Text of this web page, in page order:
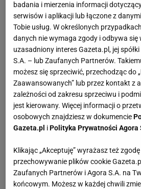
Balkon wypełniony kolorami
Kolory rządzą w 2025 roku,
jak i w przestrzeniach
Eksperymentujmy i nie bójmy
połączeń. Co powiesz na
pomarańcz, a do tego zieleń
bardzo na tak! Zainspiruj się
i urządź balkon wypełniony
że nie będziesz chciał z niego
najgorętszy trend!
badania i mierzenia informacji
serwisów i aplikacji lub łączone z
Tobie usług. W określonych
danych nie wymaga zgody i odbywa się
uzasadniony interes Gazeta.pl, jej
S.A. – lub Zaufanych Partnerów.
możesz się sprzeciwić, przechodząc do
Zaawansowanych” lub przez kontakt z
zależności od zakresu sprzeciwu i
jest kierowany. Więcej informacji o
osobowych znajdziesz w dokumencie
Gazeta.pl i Polityka Prywatności Agora
Klikając „Akceptuję” wyrażasz też
przechowywanie plików cookie
Zaufanych Partnerów i Agora S.A. na
końcowym. Możesz w każdej chwili